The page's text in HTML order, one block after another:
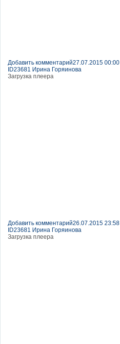
Добавить комментарий27.07.2015 00:00
ID23681 Ирина Горяинова
Загрузка плеера
Добавить комментарий26.07.2015 23:58
ID23681 Ирина Горяинова
Загрузка плеера